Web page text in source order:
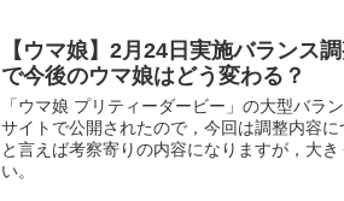
【ウマ娘】2月24日実施バランス
で今後のウマ娘はどう変わる？
「ウマ娘 プリティーダービー」の大型バラ
サイトで公開されたので，今回は調整内容
と言えば考察寄りの内容になりますが，大
い。